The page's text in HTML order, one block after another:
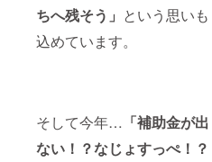
ちへ残そう」 という思いも
込めています。
そして今年… 「補助金が出
ない！？なじょすっぺ！？